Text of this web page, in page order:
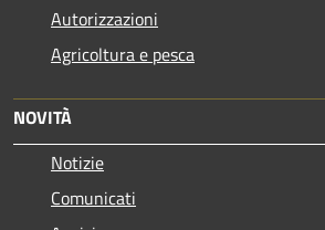
Autorizzazioni
Agricoltura e pesca
NOVITÀ
Notizie
Comunicati